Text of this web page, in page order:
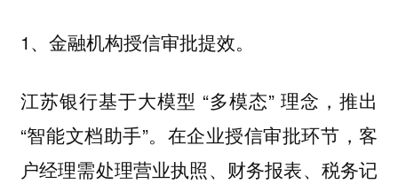
1、金融机构授信审批提效。
江苏银行基于大模型 “多模态” 理念，推出
“智能文档助手”。在企业授信审批环节，客
户经理需处理营业执照、财务报表、税务记